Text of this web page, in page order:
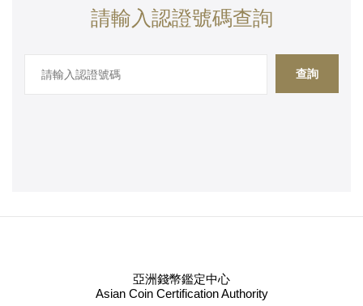
請輸入認證號碼查詢
查詢
亞洲錢幣鑑定中心
Asian Coin Certification Authority